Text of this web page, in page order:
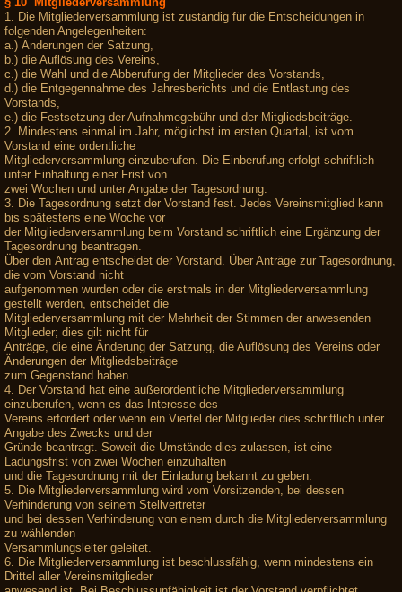
1. Die Mitgliederversammlung ist zuständig für die Entscheidungen in
folgenden Angelegenheiten:
a.) Änderungen der Satzung,
b.) die Auflösung des Vereins,
c.) die Wahl und die Abberufung der Mitglieder des Vorstands,
d.) die Entgegennahme des Jahresberichts und die Entlastung des
Vorstands,
e.) die Festsetzung der Aufnahmegebühr und der Mitgliedsbeiträge.
2. Mindestens einmal im Jahr, möglichst im ersten Quartal, ist vom
Vorstand eine ordentliche
Mitgliederversammlung einzuberufen. Die Einberufung erfolgt schriftlich
unter Einhaltung einer Frist von
zwei Wochen und unter Angabe der Tagesordnung.
3. Die Tagesordnung setzt der Vorstand fest. Jedes Vereinsmitglied kann
bis spätestens eine Woche vor
der Mitgliederversammlung beim Vorstand schriftlich eine Ergänzung der
Tagesordnung beantragen.
Über den Antrag entscheidet der Vorstand. Über Anträge zur Tagesordnung,
die vom Vorstand nicht
aufgenommen wurden oder die erstmals in der Mitgliederversammlung
gestellt werden, entscheidet die
Mitgliederversammlung mit der Mehrheit der Stimmen der anwesenden
Mitglieder; dies gilt nicht für
Anträge, die eine Änderung der Satzung, die Auflösung des Vereins oder
Änderungen der Mitgliedsbeiträge
zum Gegenstand haben.
4. Der Vorstand hat eine außerordentliche Mitgliederversammlung
einzuberufen, wenn es das Interesse des
Vereins erfordert oder wenn ein Viertel der Mitglieder dies schriftlich unter
Angabe des Zwecks und der
Gründe beantragt. Soweit die Umstände dies zulassen, ist eine
Ladungsfrist von zwei Wochen einzuhalten
und die Tagesordnung mit der Einladung bekannt zu geben.
5. Die Mitgliederversammlung wird vom Vorsitzenden, bei dessen
Verhinderung von seinem Stellvertreter
und bei dessen Verhinderung von einem durch die Mitgliederversammlung
zu wählenden
Versammlungsleiter geleitet.
6. Die Mitgliederversammlung ist beschlussfähig, wenn mindestens ein
Drittel aller Vereinsmitglieder